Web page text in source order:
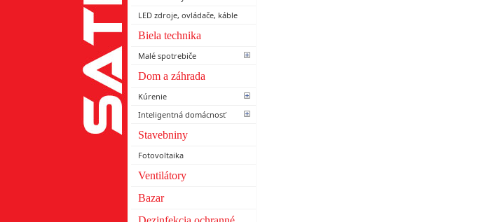
LED zdroje, ovládače, káble
Biela technika
Malé spotrebiče
Dom a záhrada
Kúrenie
Inteligentná domácnosť
Stavebniny
Fotovoltaika
Ventilátory
Bazar